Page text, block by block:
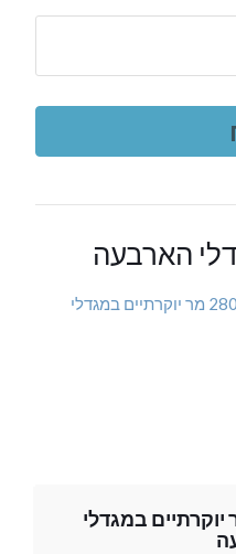
הארבעה
להשכרה 280 מר יוקרתיים במגדלי